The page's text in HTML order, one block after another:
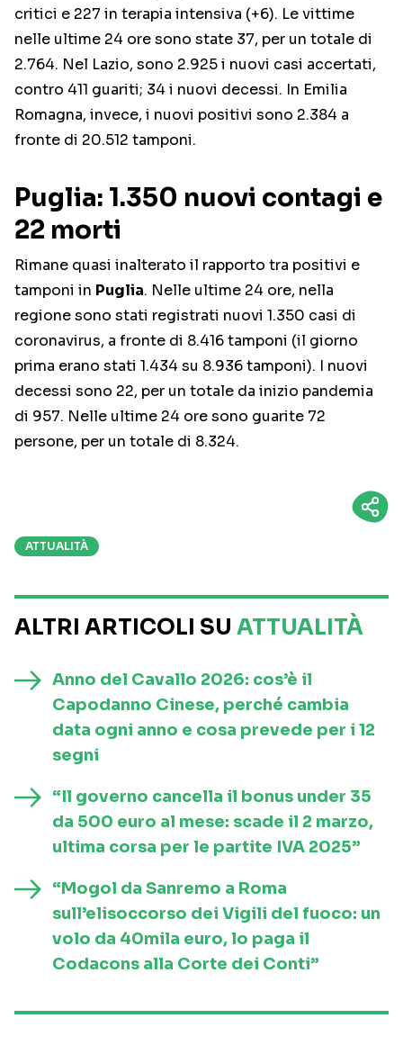
critici e 227 in terapia intensiva (+6). Le vittime
nelle ultime 24 ore sono state 37, per un totale di
2.764. Nel Lazio, sono 2.925 i nuovi casi accertati,
contro 411 guariti; 34 i nuovi decessi. In Emilia
Romagna, invece, i nuovi positivi sono 2.384 a
fronte di 20.512 tamponi.
Puglia: 1.350 nuovi contagi e
22 morti
Rimane quasi inalterato il rapporto tra positivi e
tamponi in Puglia. Nelle ultime 24 ore, nella
regione sono stati registrati nuovi 1.350 casi di
coronavirus, a fronte di 8.416 tamponi (il giorno
prima erano stati 1.434 su 8.936 tamponi). I nuovi
decessi sono 22, per un totale da inizio pandemia
di 957. Nelle ultime 24 ore sono guarite 72
persone, per un totale di 8.324.
ATTUALITÀ
ALTRI ARTICOLI SU ATTUALITÀ
Anno del Cavallo 2026: cos’è il
Capodanno Cinese, perché cambia
data ogni anno e cosa prevede per i 12
segni
“Il governo cancella il bonus under 35
da 500 euro al mese: scade il 2 marzo,
ultima corsa per le partite IVA 2025”
“Mogol da Sanremo a Roma
sull’elisoccorso dei Vigili del fuoco: un
volo da 40mila euro, lo paga il
Codacons alla Corte dei Conti”